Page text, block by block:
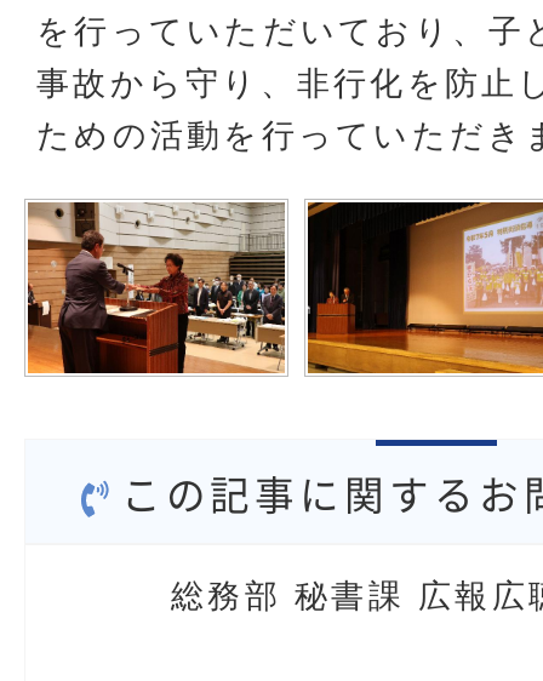
を行っていただいており、子
事故から守り、非行化を防止
ための活動を行っていただき
この記事に関するお
総務部 秘書課 広報広